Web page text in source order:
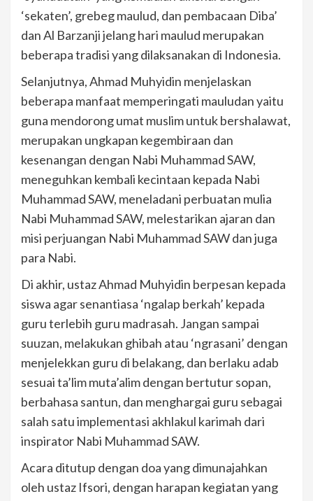
‘sekaten’, grebeg maulud, dan pembacaan Diba’
dan Al Barzanji jelang hari maulud merupakan
beberapa tradisi yang dilaksanakan di Indonesia.
Selanjutnya, Ahmad Muhyidin menjelaskan
beberapa manfaat memperingati mauludan yaitu
guna mendorong umat muslim untuk bershalawat,
merupakan ungkapan kegembiraan dan
kesenangan dengan Nabi Muhammad SAW,
meneguhkan kembali kecintaan kepada Nabi
Muhammad SAW, meneladani perbuatan mulia
Nabi Muhammad SAW, melestarikan ajaran dan
misi perjuangan Nabi Muhammad SAW dan juga
para Nabi.
Di akhir, ustaz Ahmad Muhyidin berpesan kepada
siswa agar senantiasa ‘ngalap berkah’ kepada
guru terlebih guru madrasah. Jangan sampai
suuzan, melakukan ghibah atau ‘ngrasani’ dengan
menjelekkan guru di belakang, dan berlaku adab
sesuai ta’lim muta’alim dengan bertutur sopan,
berbahasa santun, dan menghargai guru sebagai
salah satu implementasi akhlakul karimah dari
inspirator Nabi Muhammad SAW.
Acara ditutup dengan doa yang dimunajahkan
oleh ustaz Ifsori, dengan harapan kegiatan yang